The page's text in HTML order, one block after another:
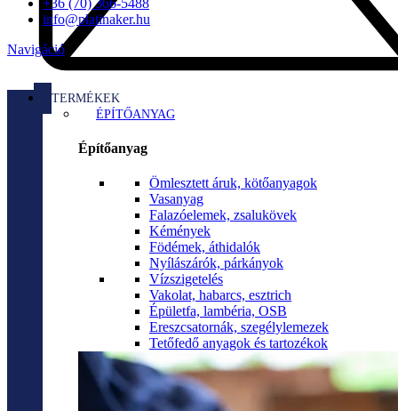
info@platinaker.hu
Navigáció
TERMÉKEK
ÉPÍTŐANYAG
Építőanyag
Ömlesztett áruk, kötőanyagok
Vasanyag
Falazóelemek, zsalukövek
Kémények
Födémek, áthidalók
Nyílászárók, párkányok
Vízszigetelés
Vakolat, habarcs, esztrich
Épületfa, lambéria, OSB
Ereszcsatornák, szegélylemezek
Tetőfedő anyagok és tartozékok